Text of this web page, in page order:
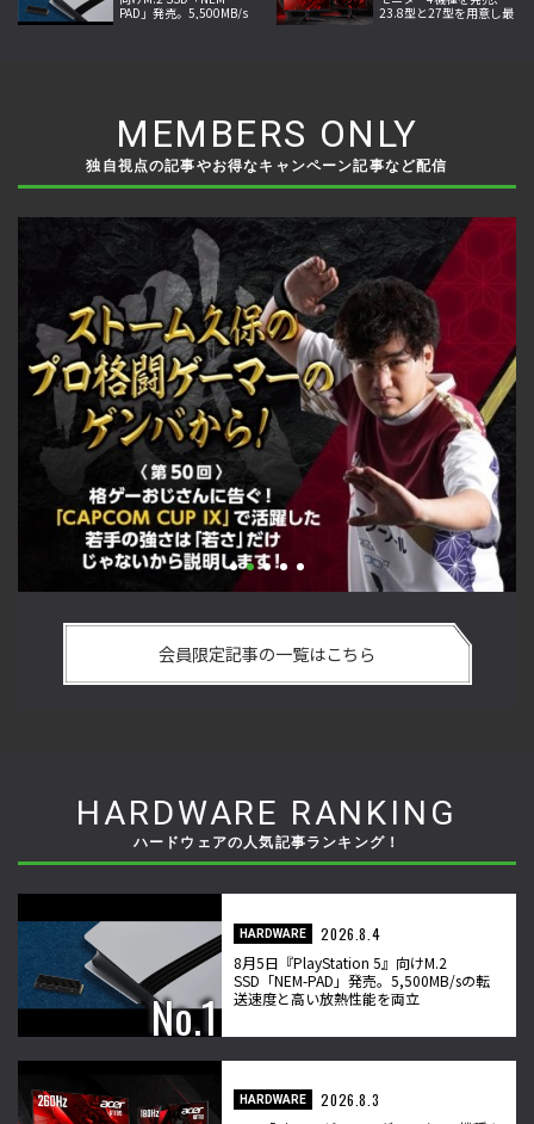
PAD」発売。5,500MB/s
23.8型と27型を用意し最
MEMBERS ONLY
独自視点の記事やお得なキャンペーン記事など配信
の強さは 「若さ」だけじゃないから説明します！【ストーム
久保のプロ格闘ゲーマーのゲンバから！ 第50回】
会員限定記事の一覧はこちら
HARDWARE RANKING
ハードウェアの人気記事ランキング！
HARDWARE
2026.8.4
8月5日『PlayStation 5』向けM.2
SSD「NEM-PAD」発売。5,500MB/sの転
送速度と高い放熱性能を両立
HARDWARE
2026.8.3